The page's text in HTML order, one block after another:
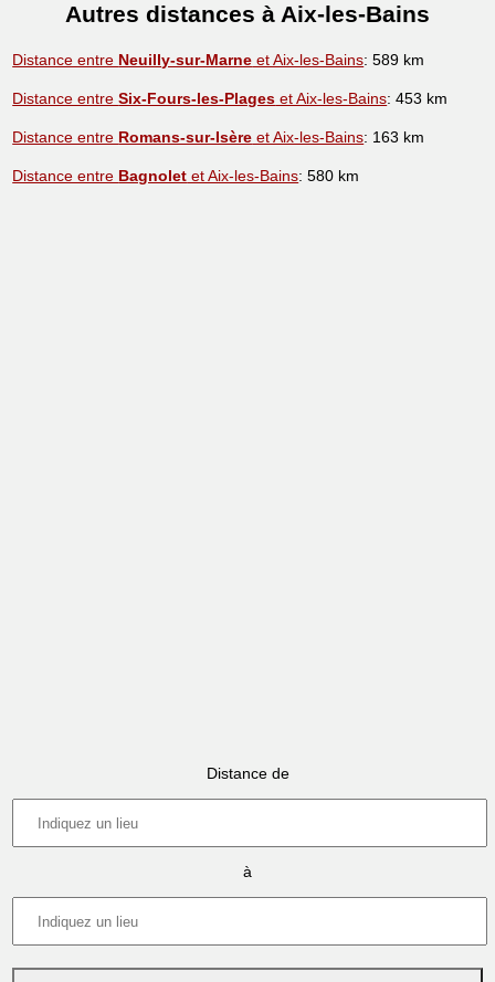
Autres distances à Aix-les-Bains
Distance entre Neuilly-sur-Marne et Aix-les-Bains: 589 km
Distance entreSix-Fours-les-Plages et Aix-les-Bains: 453 km
Distance entre Romans-sur-Isère et Aix-les-Bains: 163 km
Distance entre Bagnolet et Aix-les-Bains: 580 km
Distance de
à